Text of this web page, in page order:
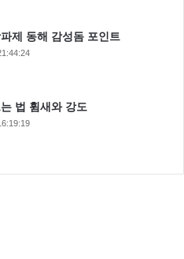
제 동해 감성돔 포인트
법 휨새와 강도